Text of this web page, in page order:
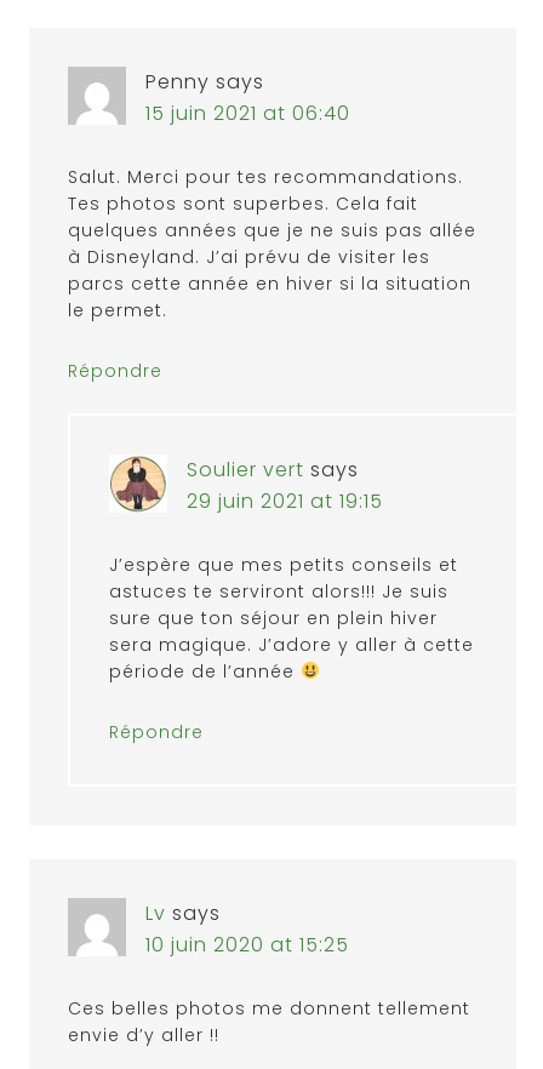
Penny says
15 juin 2021 at 06:40
Salut. Merci pour tes recommandations.
Tes photos sont superbes. Cela fait
quelques années que je ne suis pas allée
à Disneyland. J’ai prévu de visiter les
parcs cette année en hiver si la situation
le permet.
Répondre
Soulier vert says
29 juin 2021 at 19:15
J’espère que mes petits conseils et
astuces te serviront alors!!! Je suis
sure que ton séjour en plein hiver
sera magique. J’adore y aller à cette
période de l’année
Répondre
Lv says
10 juin 2020 at 15:25
Ces belles photos me donnent tellement
envie d’y aller !!